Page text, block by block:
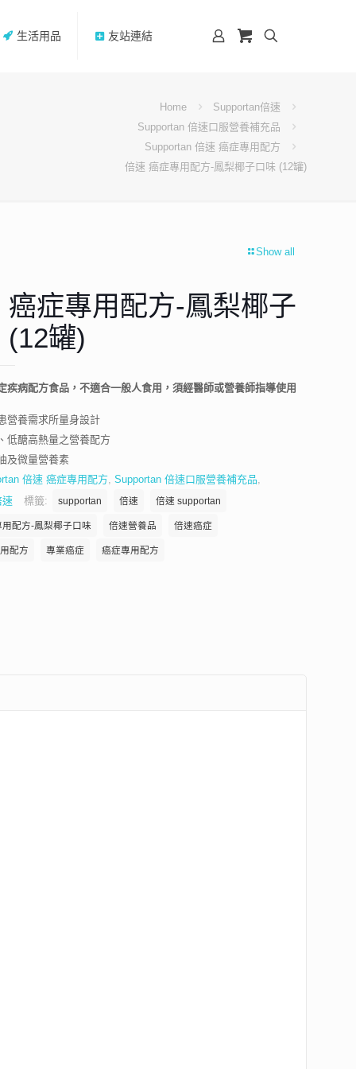
生活用品 友站連結
Home
Supportan倍速
Supportan 倍速口服營養補充品
Supportan 倍速 癌症專用配方
倍速 癌症專用配方-鳳梨椰子口味 (12罐)
Show all
癌症專用配方-鳳梨椰子
(12罐)
病配方食品，不適合一般人食用，須經醫師或營養師指導使用
營養需求所量身設計
低醣高熱量之營養配方
及微量營養素
倍速 癌症專用配方, Supportan 倍速口服營養補充品,
速
標籤: supportan 倍速 倍速 supportan
配方-鳳梨椰子口味 倍速營養品 倍速癌症
配方 專業癌症 癌症專用配方